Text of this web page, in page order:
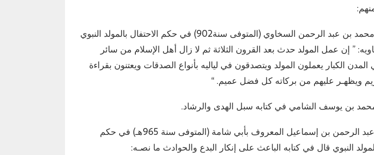
– الحافظ محمد بن عبد الرحمن السخاوي (المتوفى سنة902) في حكم الاحتفال بالمولد النبوي
” إن عمل المولد حدث بعد القرون الثلاثة ثم لا زال أهل الإسلام من سائر
المدن الكبار يعملون المولد ويتصدقون في لياليه بأنواع الصدقات ويعتنون بقراءة
ويظهـر عليهم من بركاته كل فضل عميم. “
محمد بن يوسف الشامي في كتابه سبل الهدى والرشاد.
– الحافظ عبد الرحمن بن إسماعيل المعروف بأبي شامة (المتوفى سنة 965هـ) في حكم
النبوي قال في كتابه الباعث على إنكار البدع والحوادث ما نصـه: